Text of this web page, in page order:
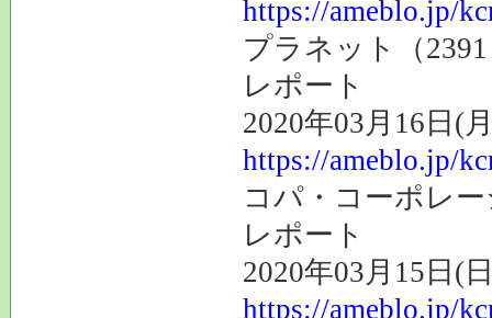
https://ameblo.jp/
プラネット（
レポート
2020年03月16日(
https://ameblo.jp/
コパ・コーポレ
レポート
2020年03月15日(
https://ameblo.jp/